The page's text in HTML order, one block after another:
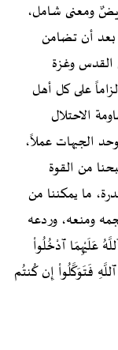
ومعنى شامل،
بعد أن تضامن
القدس وغزة
1948، فقد بات لزاماً على كل أهل
الاحتلال
الجبهات عملاً،
من القوة
ما يمكننا من
ومنعه، وردعه
عَلَيْهِمَا ٱدْخُلُواْ
فَتَوَكَّلُواْ إِن كُنتُم